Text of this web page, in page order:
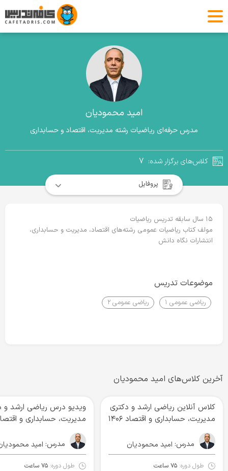
امید محمودیان
مدرس حرفه‌ای ریاضیات رشته مدیریت، اقتصاد و حسابداری
کلاس‌های برگزار شده: ۷
پروفایل
۱۵ سال سابقه تدریس ریاضیات
مولف کتاب ریاضیات عمومی رشته‌های اقتصاد، مدیریت و حسابداری،
انتشارات نگاه دانش
موضوعات تدریس
ریاضی عمومی ۱ ریاضی عمومی ۲
آخرین کلاس‌های امید محمودیان
کلاس آنلاین ریاضی ارشد و دکتری
مدیریت، حسابداری و اقتصاد ۱۴۰۶
مدرس: امید محمودیان
طول دوره: ۷۵ ساعت
ویدیو درس ریاضی ارشد و
مدیریت، حسابداری و
مدرس: امید
طول دوره: ۷۵ ساعت